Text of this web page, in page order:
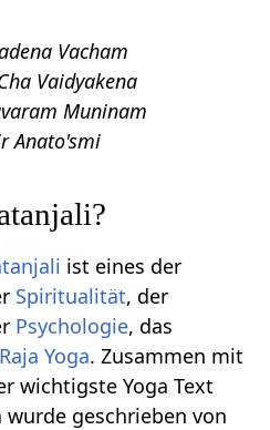
Vacham
Vaidyakena
Muninam
Anato'smi
ist eines der
Spiritualität, der
Psychologie, das
Raja Yoga. Zusammen mit
wichtigste Yoga Text
geschrieben von